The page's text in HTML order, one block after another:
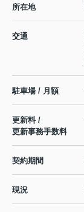
所在地
交通
駐車場 / 月額
更新料 /
更新事務手数料
契約期間
現況